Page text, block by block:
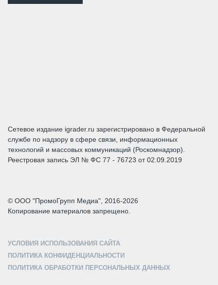
Сетевое издание igrader.ru зарегистрировано в Федеральной
службе по надзору в сфере связи, информационных
технологий и массовых коммуникаций (Роскомнадзор).
Реестровая запись ЭЛ № ФС 77 - 76723 от 02.09.2019
© ООО "ПромоГрупп Медиа", 2016-2026
Копирование материалов запрещено.
УСЛОВИЯ ИСПОЛЬЗОВАНИЯ САЙТА
ПОЛИТИКА КОНФИДЕНЦИАЛЬНОСТИ
ПОЛИТИКА ОБРАБОТКИ ПЕРСОНАЛЬНЫХ ДАННЫХ